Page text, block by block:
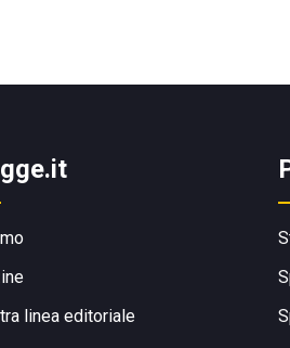
linea editoriale